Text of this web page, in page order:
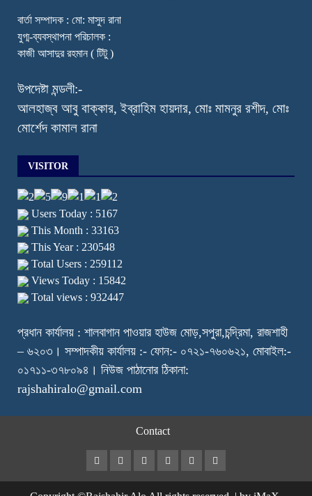
বার্তা সম্পাদক : মো: মাসুদ রানা
যুগ্ম-ব্যবস্থাপনা পরিচালক :
কাজী আসাদুর রহমান ( টিটু )
উপদেষ্টা মন্ডলী:-
আলহাজ্ব আবু বাক্কার, ইব্রাহিম হায়দার, মোঃ মামনুর রশীদ, মোঃ
মোর্শেদ কামাল রানা
VISITOR
Users Today : 5167
This Month : 33163
This Year : 230548
Total Users : 259112
Views Today : 15842
Total views : 932447
প্রধান কার্যালয় : শালবাগান পাওয়ার হাউজ মোড়,সপুরা,চন্দ্রিমা, রাজশাহী
– ৬২০৩। সম্পাদকীয় কার্যালয় :- ফোন:- ০৭২১-৭৬০৬২১, মোবাইল:-
০১৭১১-৩৭৮০৯৪। নিউজ পাঠানোর ঠিকানা:
rajshahiralo@gmail.com
Contact
Facebook
TwitterInstagram
Youtube
VK LinkedIn